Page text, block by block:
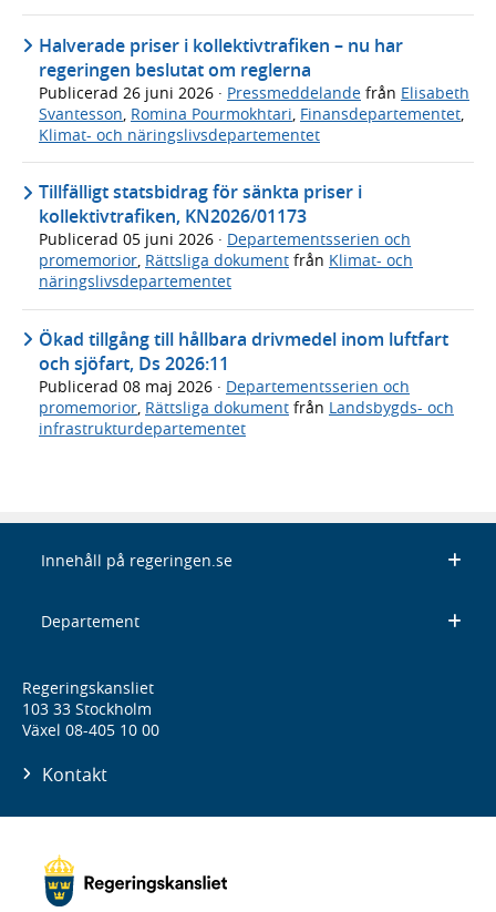
Halverade priser i kollektivtrafiken – nu har
regeringen beslutat om reglerna
Publicerad 26 juni 2026 · Pressmeddelande från Elisabeth
Svantesson Romina Pourmokhtari Finansdepartementet
Klimat- och näringslivsdepartementet
Tillfälligt statsbidrag för sänkta priser i
kollektivtrafiken, KN2026/01173
Publicerad 05 juni 2026 · Departementsserien och
promemorior, Rättsliga dokument från Klimat- och
näringslivsdepartementet
Ökad tillgång till hållbara drivmedel inom luftfart
och sjöfart, Ds 2026:11
Publicerad 08 maj 2026 · Departementsserien och
promemorior, Rättsliga dokument från Landsbygds- och
infrastrukturdepartementet
Innehåll på regeringen.se
Departement
Regeringskansliet
103 33 Stockholm
Växel 08-405 10 00
Kontakt